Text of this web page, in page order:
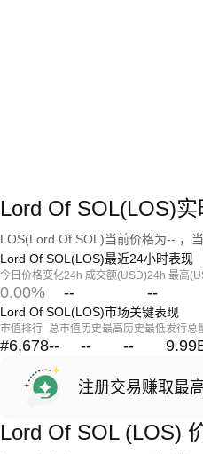
Lord Of SOL(LOS)
LOS(Lord Of SOL)当前价格为-- ，
Lord Of SOL(LOS)最近24小时表现
今日价格变化
0.00%
24h 成交额(USD)
--
24h 最高
--
Lord Of SOL(LOS)市场关键表现
市值排行
#6,678
总市值
--
历史最高
--
历史最低
--
发行总
注册交易赚取最
Lord Of SOL (LOS)